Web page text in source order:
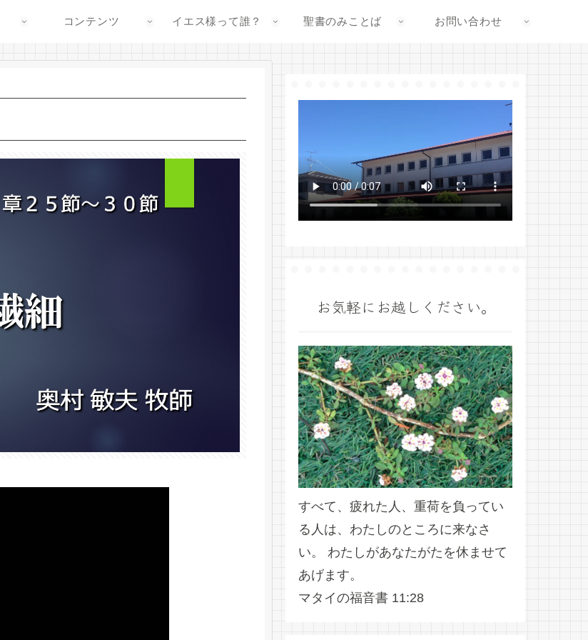
コンテンツ イエス様って誰？ 聖書のみことば お問い合わせ
お気軽にお越しください。
すべて、疲れた人、重荷を負ってい
る人は、わたしのところに来なさ
い。 わたしがあなたがたを休ませて
あげます。
マタイの福音書 11:28